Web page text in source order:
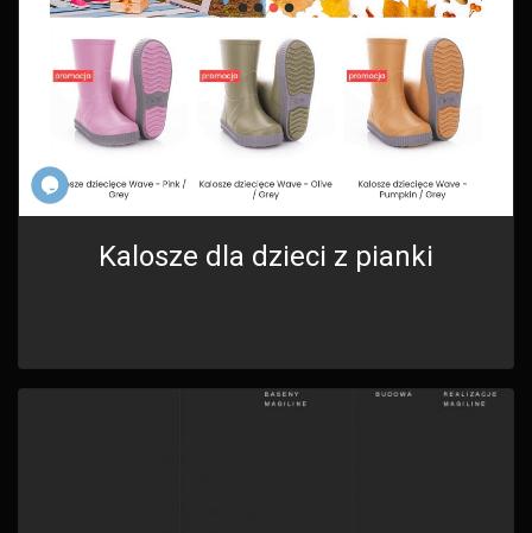
Kalosze dla dzieci z pianki